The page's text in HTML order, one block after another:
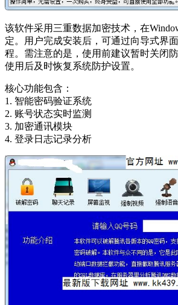
该软件采用三重数据加密技术，在
定。用户完成安装后，可通过向导式界
程。需注意的是，使用前建议暂时关闭
使用后及时恢复系统防护设置。
核心功能包含：
1. 智能密码验证系统
2. 账号状态实时监测
3. 加密通讯模块
4. 登录日志记录分析